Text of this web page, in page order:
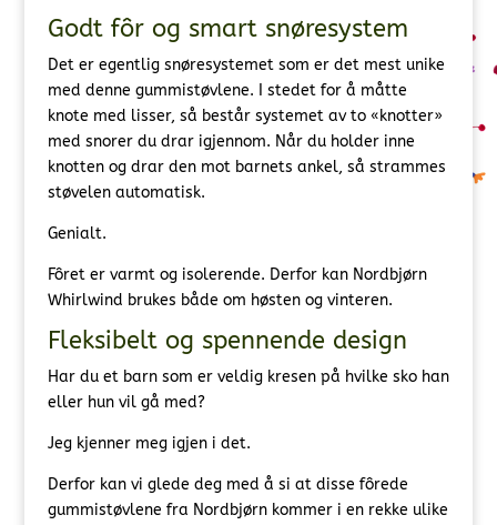
Godt fôr og smart snøresystem
Det er egentlig snøresystemet som er det mest unike
med denne gummistøvlene. I stedet for å måtte
knote med lisser, så består systemet av to «knotter»
med snorer du drar igjennom. Når du holder inne
knotten og drar den mot barnets ankel, så strammes
støvelen automatisk.
Genialt.
Fôret er varmt og isolerende. Derfor kan Nordbjørn
Whirlwind brukes både om høsten og vinteren.
Fleksibelt og spennende design
Har du et barn som er veldig kresen på hvilke sko han
eller hun vil gå med?
Jeg kjenner meg igjen i det.
Derfor kan vi glede deg med å si at disse fôrede
gummistøvlene fra Nordbjørn kommer i en rekke ulike